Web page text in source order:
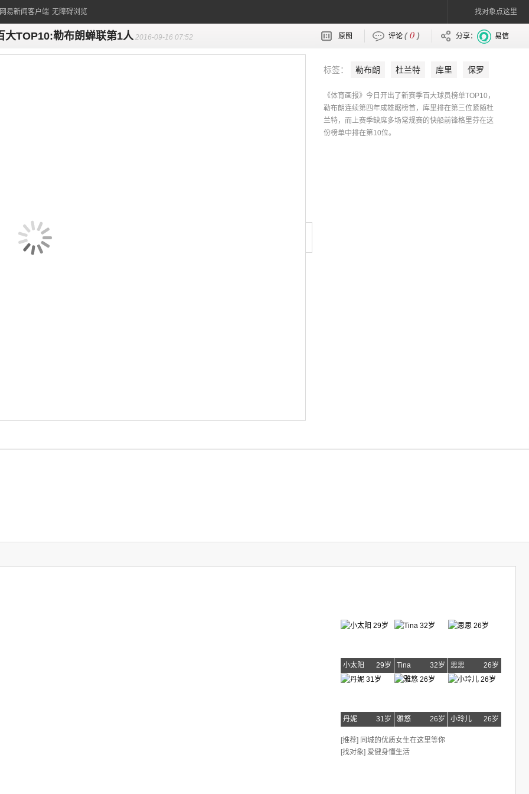
易新闻客户端 无障碍浏览 找对象点这里
大TOP10:勒布朗蝉联第1人 2016-09-16 07:52 原图 评论 (0 ) 分享： 易信
标签： 勒布朗 杜兰特 库里
保罗
乔治
格里芬
《体育画报》今日开出了新赛季百大球员榜单TOP10，
勒布朗连续第四年成雄踞榜首，库里排在第三位紧随杜
兰特，而上赛季缺席多场常规赛的快船前锋格里芬在这
份榜单中排在第10位。
小太阳 29岁 Tina 32岁 思思 26岁
丹妮 31岁 雅悠 26岁 小玲儿 26岁
[推荐] 同城的优质女生在这里等你
[找对象] 爱健身懂生活